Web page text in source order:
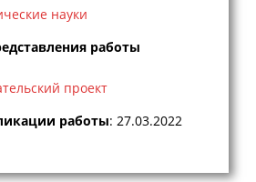
науки
работы
проект
работы: 27.03.2022